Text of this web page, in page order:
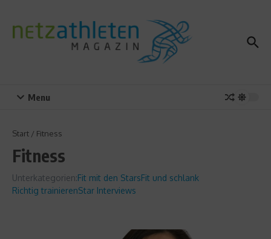
Menu
Start / Fitness
Fitness
Unterkategorien:Fit mit den StarsFit und schlank
Richtig trainierenStar Interviews